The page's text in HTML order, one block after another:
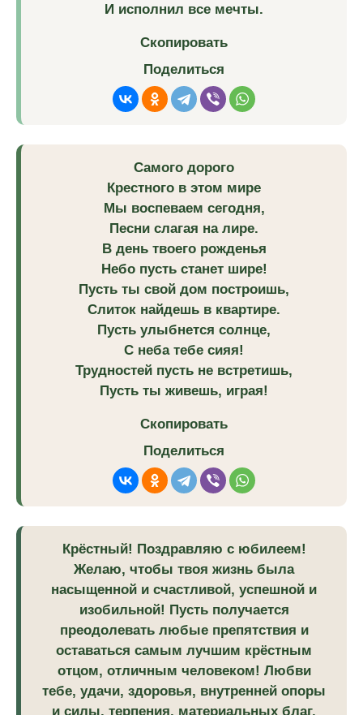
И исполнил все мечты.
Скопировать
Поделиться
Самого дорого
Крестного в этом мире
Мы воспеваем сегодня,
Песни слагая на лире.
В день твоего рожденья
Небо пусть станет шире!
Пусть ты свой дом построишь,
Слиток найдешь в квартире.
Пусть улыбнется солнце,
С неба тебе сияя!
Трудностей пусть не встретишь,
Пусть ты живешь, играя!
Скопировать
Поделиться
Крёстный! Поздравляю с юбилеем!
Желаю, чтобы твоя жизнь была
насыщенной и счастливой, успешной и
изобильной! Пусть получается
преодолевать любые препятствия и
оставаться самым лучшим крёстным
отцом, отличным человеком! Любви
тебе, удачи, здоровья, внутренней опоры
и силы, терпения, материальных благ,